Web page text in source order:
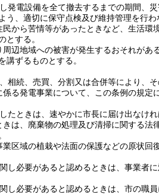
発電設備を全て撤去するまでの期間、
う、適切に保守点検及び維持管理を行わ
から苦情等があったときなど、生活
とする。
辺地域への被害が発生するおそれが
講ずるものとする。
相続、売買、分割又は合併等により、
る発電事業について、この条例の規定
たときは、速やかに市長に届け出なけれ
は、廃棄物の処理及び清掃に関する法
区域の植栽や法面の保護などの原状回
し必要があると認めるときは、事業者
し必要があると認めるときは、市の職